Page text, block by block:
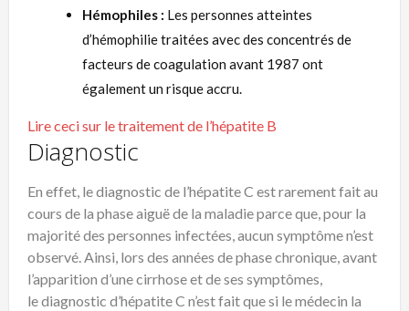
Hémophiles : Les personnes atteintes
d’hémophilie traitées avec des concentrés de
facteurs de coagulation avant 1987 ont
également un risque accru.
Lire ceci sur le traitement de l’hépatite B
Diagnostic
En effet, lediagnostic de l’hépatiteC est rarement fait au
cours de la phase aiguë de la maladie parce que, pour la
majorité des personnes infectées, aucun symptômen’est
observé. Ainsi, lors des années de phase chronique, avant
l’apparition d’unecirrhoseet de ses symptômes,
lediagnostic d’hépatiteC n’est fait que si le médecin la